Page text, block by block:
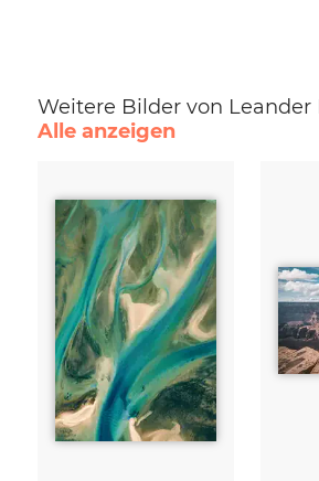
Weitere Bilder von Leander
Alle anzeigen